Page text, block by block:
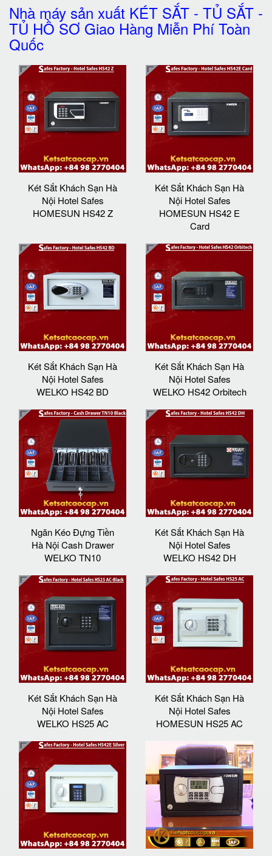
Nhà máy sản xuất KÉT SẮT - TỦ SẮT -
TỦ HỒ SƠ Giao Hàng Miễn Phí Toàn
Quốc
Két Sắt Khách Sạn Hà
Nội Hotel Safes
HOMESUN HS42 Z
Két Sắt Khách Sạn Hà
Nội Hotel Safes
HOMESUN HS42 E
Card
Két Sắt Khách Sạn Hà
Nội Hotel Safes
WELKO HS42 BD
Két Sắt Khách Sạn Hà
Nội Hotel Safes
WELKO HS42 Orbitech
Ngăn Kéo Đựng Tiền
Hà Nội Cash Drawer
WELKO TN10
Két Sắt Khách Sạn Hà
Nội Hotel Safes
WELKO HS42 DH
Két Sắt Khách Sạn Hà
Nội Hotel Safes
WELKO HS25 AC
Két Sắt Khách Sạn Hà
Nội Hotel Safes
HOMESUN HS25 AC